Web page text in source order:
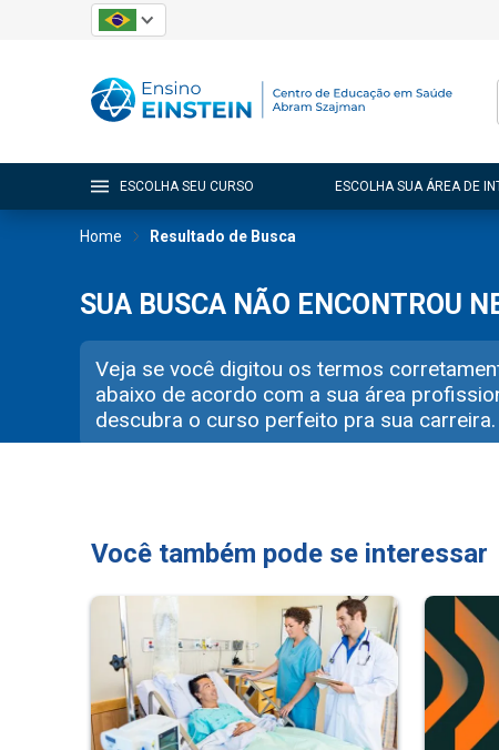
ESCOLHA SEU CURSO ESCOLHA SUA ÁREA DE
Home Resultado de Busca
SUA BUSCA NÃO ENCONTROU
Veja se você digitou os termos
abaixo de acordo com a sua área
descubra o curso perfeito pra sua carreira.
Você também pode se interessar